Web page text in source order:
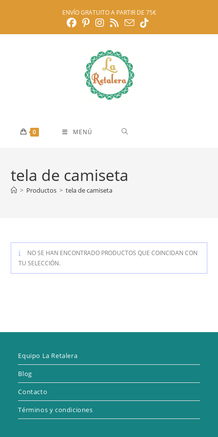
ENVÍO GRATUITO A PARTIR DE 75€
0 MENÚ
tela de camiseta
> Productos > tela de camiseta
NO SE HAN ENCONTRADO PRODUCTOS QUE COINCIDAN CON
TU SELECCIÓN.
Equipo La Retalera
Blog
Contacto
Términos y condiciones